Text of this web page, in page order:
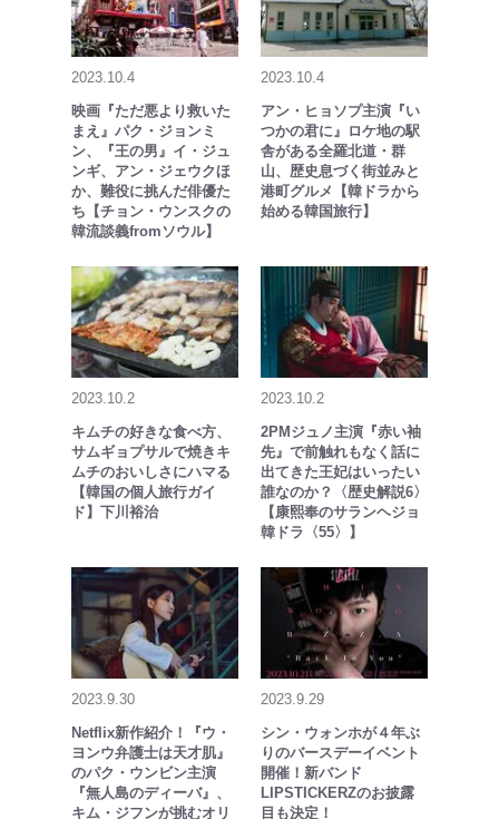
2023.10.4
映画『ただ悪より救いた
まえ』パク・ジョンミ
ン、『王の男』イ・ジュ
ンギ、アン・ジェウクほ
か、難役に挑んだ俳優た
ち【チョン・ウンスクの
韓流談義fromソウル】
2023.10.4
アン・ヒョソプ主演『い
つかの君に』ロケ地の駅
舎がある全羅北道・群
山、歴史息づく街並みと
港町グルメ【韓ドラから
始める韓国旅行】
2023.10.2
キムチの好きな食べ方、
サムギョプサルで焼きキ
ムチのおいしさにハマる
【韓国の個人旅行ガイ
ド】下川裕治
2023.10.2
2PMジュノ主演『赤い袖
先』で前触れもなく話に
出てきた王妃はいったい
誰なのか？〈歴史解説6〉
【康熙奉のサランヘジョ
韓ドラ〈55〉】
2023.9.30
Netflix新作紹介！『ウ・
ヨンウ弁護士は天才肌』
のパク・ウンビン主演
『無人島のディーバ』、
キム・ジフンが挑むオリ
2023.9.29
シン・ウォンホが４年ぶ
りのバースデーイベント
開催！新バンド
LIPSTICKERZのお披露
目も決定！